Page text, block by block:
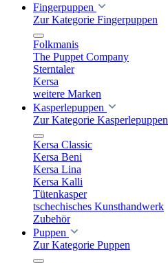
Fingerpuppen
Zur Kategorie Fingerpuppen
Folkmanis
The Puppet Company
Sterntaler
Kersa
weitere Marken
Kasperlepuppen
Zur Kategorie Kasperlepuppen
Kersa Classic
Kersa Beni
Kersa Lina
Kersa Kalli
Tütenkasper
tschechisches Kunsthandwerk
Zubehör
Puppen
Zur Kategorie Puppen